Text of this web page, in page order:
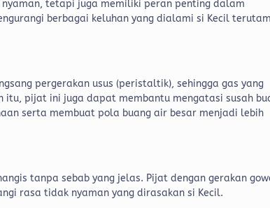
tetapi juga memiliki peran penting dalam
berbagai keluhan yang dialami si Kecil
pergerakan usus (peristaltik), sehingga gas yang
pijat ini juga dapat membantu mengatasi susah
serta membuat pola buang air besar menjadi lebih
tanpa sebab yang jelas. Pijat dengan gerakan
rasa tidak nyaman yang dirasakan si Kecil.